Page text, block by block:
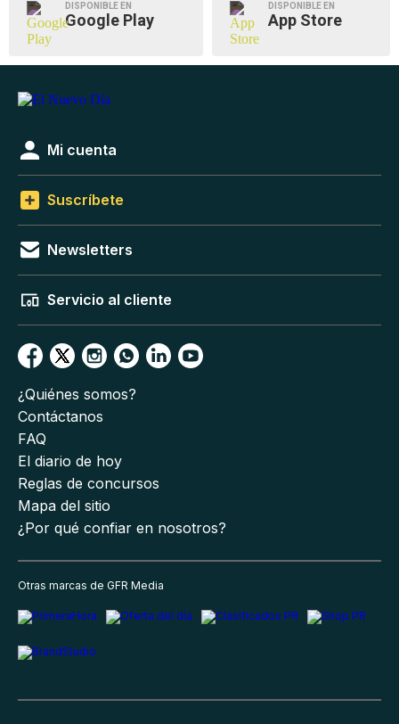
DISPONIBLE EN
Google Play
DISPONIBLE EN
App Store
Mi cuenta
Suscríbete
Newsletters
Servicio al cliente
¿Quiénes somos?
Contáctanos
FAQ
El diario de hoy
Reglas de concursos
Mapa del sitio
¿Por qué confiar en nosotros?
Otras marcas de GFR Media